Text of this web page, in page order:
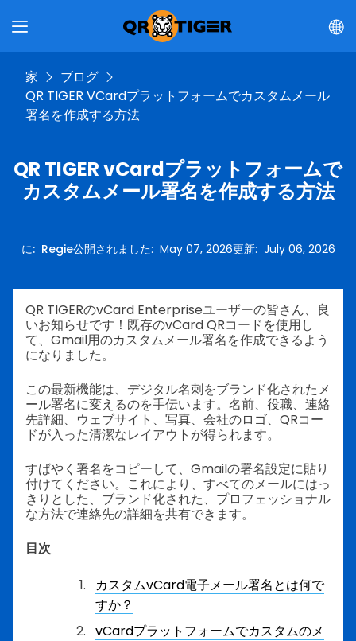
家
ブログ
QR TIGER VCardプラットフォームでカスタムメール
署名を作成する方法
QR TIGER vCardプラットフォームで
カスタムメール署名を作成する方法
に: Regie公開されました: May 07, 2026更新: July 06, 2026
QR TIGERのvCard Enterpriseユーザーの皆さん、良
いお知らせです！既存のvCard QRコードを使用し
て、Gmail用のカスタムメール署名を作成できるよう
になりました。
この最新機能は、デジタル名刺をブランド化されたメ
ール署名に変えるのを手伝います。名前、役職、連絡
先詳細、ウェブサイト、写真、会社のロゴ、QRコー
ドが入った清潔なレイアウトが得られます。
すばやく署名をコピーして、Gmailの署名設定に貼り
付けてください。これにより、すべてのメールにはっ
きりとした、ブランド化された、プロフェッショナル
な方法で連絡先の詳細を共有できます。
目次
カスタムvCard電子メール署名とは何で
すか？
vCardプラットフォームでカスタムのメ